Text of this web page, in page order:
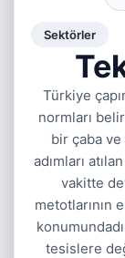
Sektörler
Türkiye
normları
bir çaba
adımları
vakitte
metotlarının
tesislere